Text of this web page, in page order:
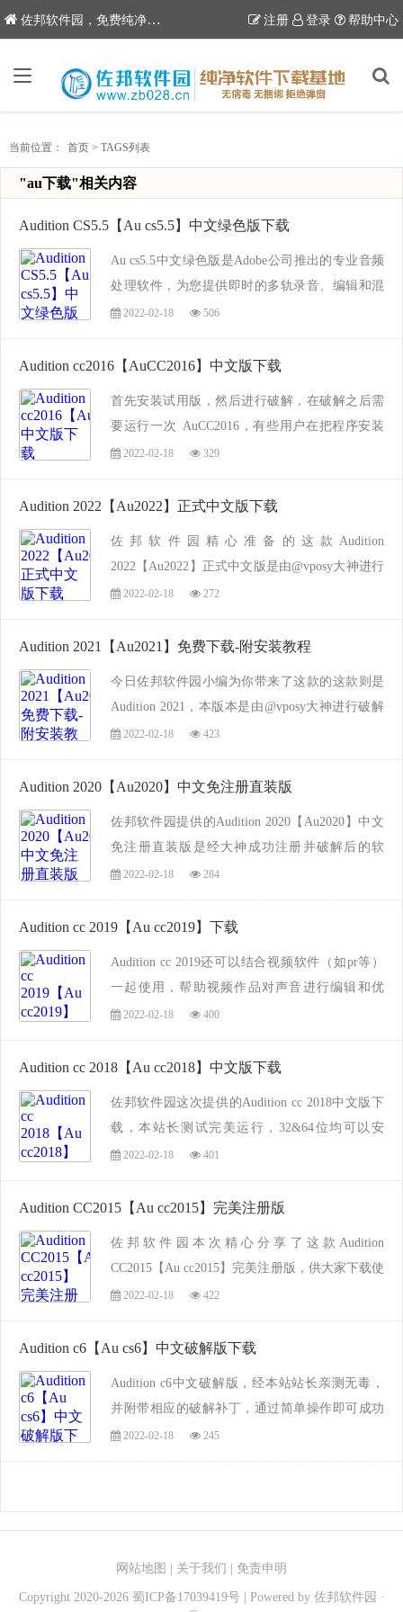
佐邦软件园，免费纯净软件下载站 注册 登录 帮助中心
当前位置： 首页 > TAGS列表
"au下载"相关内容
Audition CS5.5【Au cs5.5】中文绿色版下载
Au cs5.5中文绿色版是Adobe公司推出的专业音频
处理软件，为您提供即时的多轨录音、编辑和混
缩能力，为您的音乐编辑带来前所未有的效率，
同时优化了工作流和性能，佐邦软件园在这里为
你提供Au cs5.5中文绿色版下载，此版只需要...
2022-02-18 506
Audition cc2016【AuCC2016】中文版下载
首先安装试用版，然后进行破解，在破解之后需
要运行一次 AuCC2016，有些用户在把程序安装
完成后直接复制破解补丁到安装目录，这样会造
成软件无法打开。下面附有详细的图文安装教
程，你需要严格按照本教程步骤进行安装，此软
2022-02-18 329
Audition 2022【Au2022】正式中文版下载
佐邦软件园精心准备的这款Audition
2022【Au2022】正式中文版是由@vposy大神进行
破解，此版本勿需激活，安装即可使用所有功
能，经本站测试，无病毒，无捆绑和流氓行为，
并附图文和视频安装教程，希望可以帮到需要的
2022-02-18 272
Audition 2021【Au2021】免费下载-附安装教程
今日佐邦软件园小编为你带来了这款的这款则是
Audition 2021，本版本是由@vposy大神进行破解
注册，未删减任何功能，只需简单的几步安装，
即可使用所有功能了，软件免激活，经本站小编
测试证明无病毒、更无流氓捆绑行为。如果大
2022-02-18 423
Audition 2020【Au2020】中文免注册直装版
佐邦软件园提供的Audition 2020【Au2020】中文
免注册直装版是经大神成功注册并破解后的软
件，此版本安装即可使用，勿需手动破解，更加
方便安装和使用，经本站测试，无病毒和流氓捆
绑等行为，喜欢的朋友快来佐邦软件园下载
2022-02-18 284
Audition cc 2019【Au cc2019】下载
Audition cc 2019还可以结合视频软件（如pr等）
一起使用，帮助视频作品对声音进行编辑和优
化，其内置多种优化功能使你在视频制作上如虎
添翼，有需要的朋友快来佐邦软件园下载吧，本
软件带破解补丁和安装教程，经本站工作人员亲
2022-02-18 400
Audition cc 2018【Au cc2018】中文版下载
佐邦软件园这次提供的Audition cc 2018中文版下
载，本站长测试完美运行，32&64位均可以安
装，并附带注册机，图文教程供你参考，喜欢的
朋友快来下载吧！...
2022-02-18 401
Audition CC2015【Au cc2015】完美注册版
佐邦软件园本次精心分享了这款Audition
CC2015【Au cc2015】完美注册版，供大家下载使
用，本软件附带破解补丁，无需密钥即可激活，
经本站测试无毒，并附详细图文安装教程，按图
操作即可完成注册和安装！如果你喜欢就来佐邦
2022-02-18 422
Audition c6【Au cs6】中文破解版下载
Audition c6中文破解版，经本站站长亲测无毒，
并附带相应的破解补丁，通过简单操作即可成功
激活，还附带详细的图文安装教程供你安装时参
考，喜欢的朋友快来本站下载体验吧！...
2022-02-18 245
网站地图 关于我们 免责申明
Copyright 2020-2026 蜀ICP备17039419号| Powered by 佐邦软件园 ·